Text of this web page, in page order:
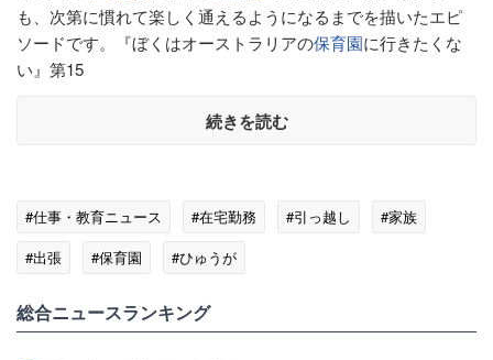
も、次第に慣れて楽しく通えるようになるまでを描いたエピ
ソードです。『ぼくはオーストラリアの保育園に行きたくな
い』第15
続きを読む
#仕事・教育ニュース #在宅勤務 #引っ越し
#家族
#出張
#保育園 #ひゅうが
総合ニュースランキング